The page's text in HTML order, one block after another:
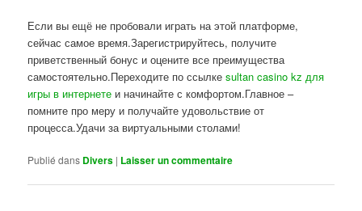
Если вы ещё не пробовали играть на этой платформе,
сейчас самое время.Зарегистрируйтесь, получите
приветственный бонус и оцените все преимущества
самостоятельно.Переходите по ссылкеsultan casino kz для
игры в интернете и начинайте с комфортом.Главное –
помните про меру и получайте удовольствие от
процесса.Удачи за виртуальными столами!
Publié dans Divers | Laisser un commentaire